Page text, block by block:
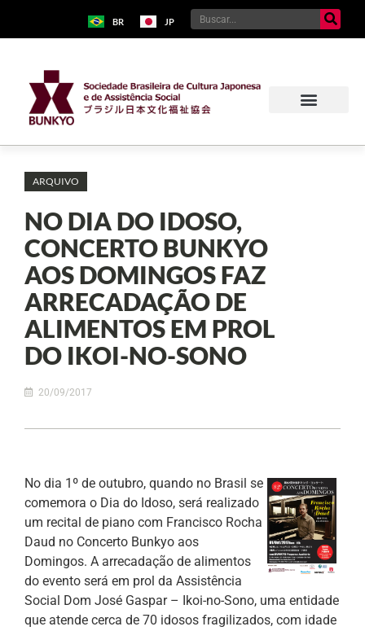
BR JP
ARQUIVO
NO DIA DO IDOSO,
CONCERTO BUNKYO
AOS DOMINGOS FAZ
ARRECADAÇÃO DE
ALIMENTOS EM PROL
DO IKOI-NO-SONO
20/09/2017
No dia 1º de outubro, quando no Brasil se
comemora o Dia do Idoso, será realizado
um recital de piano com Francisco Rocha
Daud no Concerto Bunkyo aos
Domingos. A arrecadação de alimentos
do evento será em prol da Assistência
Social Dom José Gaspar – Ikoi-no-Sono, uma entidade
que atende cerca de 70 idosos fragilizados, com idade